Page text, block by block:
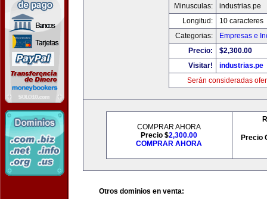
Minusculas:
industrias.pe
Longitud:
10 caracteres
Categorias:
Empresas e
Precio:
$2,300.00
Visitar!
industrias.pe
Serán consideradas
COMPRAR AHORA
Precio $2,300.00
COMPRAR AHORA
Precio
Otros dominios en venta: